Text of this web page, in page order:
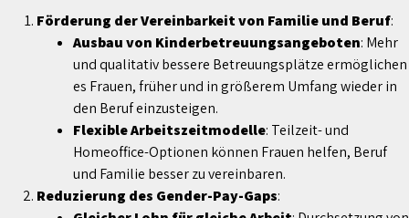
Förderung der Vereinbarkeit von Familie und Beruf:
Ausbau von Kinderbetreuungsangeboten: Mehr
und qualitativ bessere Betreuungsplätze ermöglichen
es Frauen, früher und in größerem Umfang wieder in
den Beruf einzusteigen.
Flexible Arbeitszeitmodelle: Teilzeit- und
Homeoffice-Optionen können Frauen helfen, Beruf
und Familie besser zu vereinbaren.
Reduzierung des Gender-Pay-Gaps: